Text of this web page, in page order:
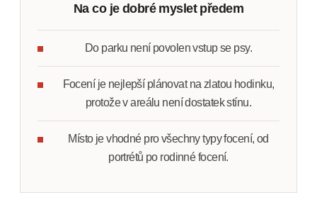
Na co je dobré myslet předem
Do parku není povolen vstup se psy.
Focení je nejlepší plánovat na zlatou hodinku,
protože v areálu není dostatek stínu.
Místo je vhodné pro všechny typy focení, od
portrétů po rodinné focení.